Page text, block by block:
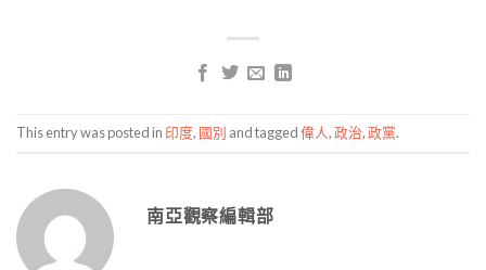
This entry was posted in 印度, 國別 and tagged偉人,政治,政黨.
南亞觀察編輯部